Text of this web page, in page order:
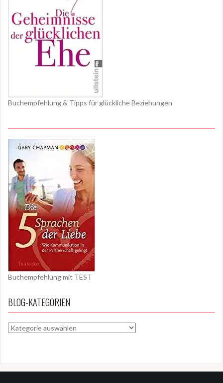
Buchempfehlung & Tipps für glückliche Beziehungen
Buchempfehlung mit TEST
BLOG-KATEGORIEN
BLOG-